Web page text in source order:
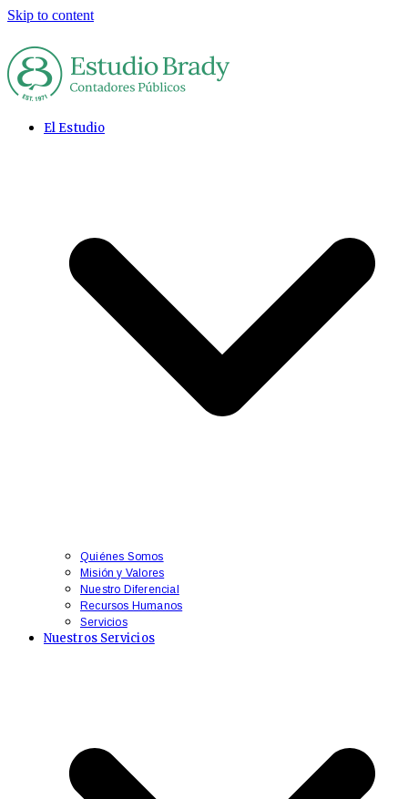
Skip to content
El Estudio
Quiénes Somos
Misión y Valores
Nuestro Diferencial
Recursos Humanos
Servicios
Nuestros Servicios